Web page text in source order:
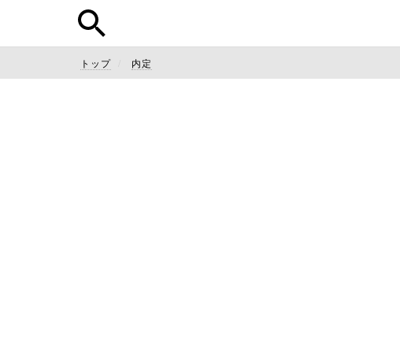
トップ 内定